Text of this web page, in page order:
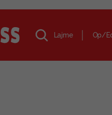
Lajme Op/